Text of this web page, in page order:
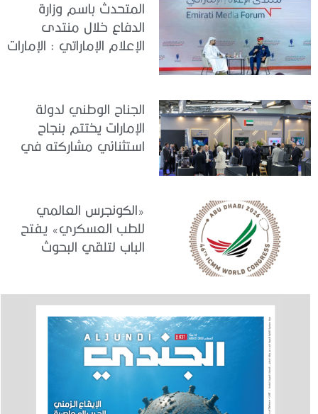
المتحدث باسم وزارة
الدفاع خلال منتدى
الإعلام الإماراتي : الإمارات
الجناح الوطني لدولة
الإمارات يختتم بنجاح
استثنائي مشاركته في
«الكونجرس العالمي
للطب العسكري» يفتح
الباب لتلقي البحوث